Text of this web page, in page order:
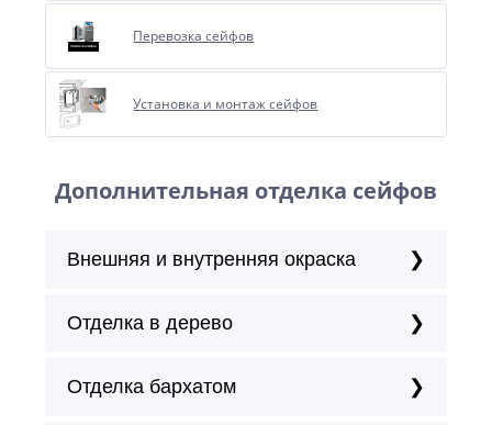
Перевозка сейфов
Установка и монтаж сейфов
Дополнительная отделка сейфов
Внешняя и внутренняя окраска
Отделка в дерево
Отделка бархатом